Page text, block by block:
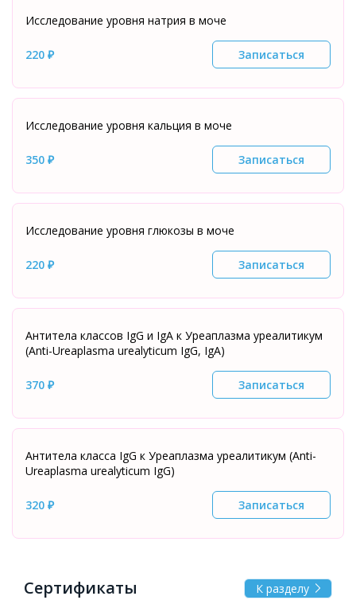
Исследование уровня натрия в моче
220 ₽ Записаться
Исследование уровня кальция в моче
350 ₽ Записаться
Исследование уровня глюкозы в моче
220 ₽ Записаться
Антитела классов IgG и IgA к Уреаплазма уреалитикум
(Аnti-Ureaplasma urealyticum IgG, IgA)
370 ₽ Записаться
Антитела класса IgG к Уреаплазма уреалитикум (Аnti-
Ureaplasma urealyticum IgG)
320 ₽ Записаться
Сертификаты К разделу